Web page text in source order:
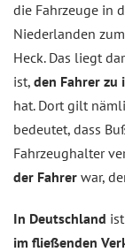
die Fahrzeuge in
Niederlanden
Heck. Das liegt
ist, den Fahrer zu
hat. Dort gilt
bedeutet, dass
Fahrzeughalter
der Fahrer war,
In Deutschland
im fließenden